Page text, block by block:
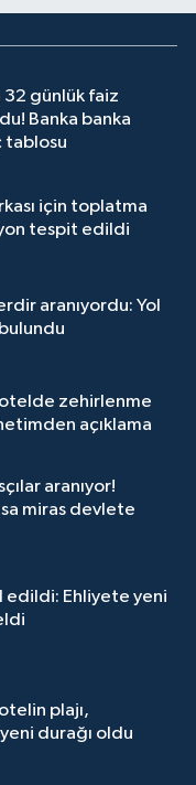
32 günlük faiz
Banka banka
tablosu
için toplatma
tespit edildi
aranıyordu: Yol
otelde zehirlenme
açıklama
aranıyor!
miras devlete
edildi: Ehliyete yeni
plajı,
yeni durağı oldu